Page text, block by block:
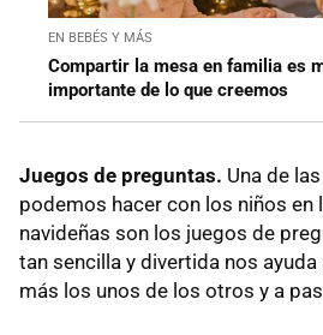
EN BEBÉS Y MÁS
Compartir la mesa en familia es
importante de lo que creemos
Juegos de preguntas. Una de
podemos hacer con los niños en
navideñas son los juegos de
tan sencilla y divertida nos ayuda
más los unos de los otros y a